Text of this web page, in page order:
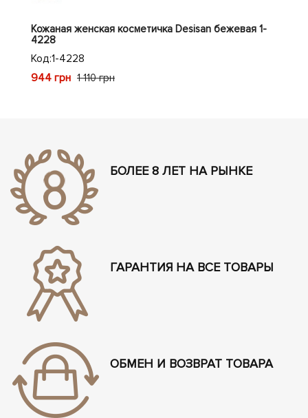
Кожаная женская косметичка Desisan бежевая 1-
4228
Код:1-4228
944 грн 1 110 грн
БОЛЕЕ 8 ЛЕТ НА РЫНКЕ
ГАРАНТИЯ НА ВСЕ ТОВАРЫ
ОБМЕН И ВОЗВРАТ ТОВАРА